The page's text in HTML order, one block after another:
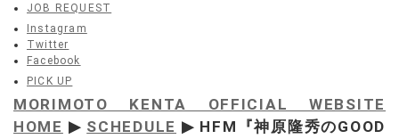
JOB REQUEST
Instagram
Twitter
Facebook
PICK UP
MORIMOTO KENTA OFFICIAL WEBSITE
HOME ▶ SCHEDULE ▶ HFM『神原隆秀のGOOD